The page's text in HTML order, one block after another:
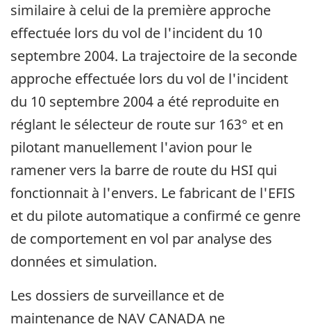
similaire à celui de la première approche
effectuée lors du vol de l'incident du 10
septembre 2004. La trajectoire de la seconde
approche effectuée lors du vol de l'incident
du 10 septembre 2004 a été reproduite en
réglant le sélecteur de route sur 163° et en
pilotant manuellement l'avion pour le
ramener vers la barre de route du HSI qui
fonctionnait à l'envers. Le fabricant de l'EFIS
et du pilote automatique a confirmé ce genre
de comportement en vol par analyse des
données et simulation.
Les dossiers de surveillance et de
maintenance de NAV CANADA ne